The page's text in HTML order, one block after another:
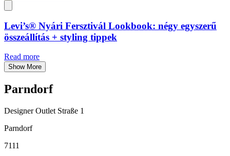
Levi’s® Nyári Fersztivál Lookbook: négy egyszerű
összeállítás + styling tippek
Read more
Show More
Parndorf
Designer Outlet Straße 1
Parndorf
7111